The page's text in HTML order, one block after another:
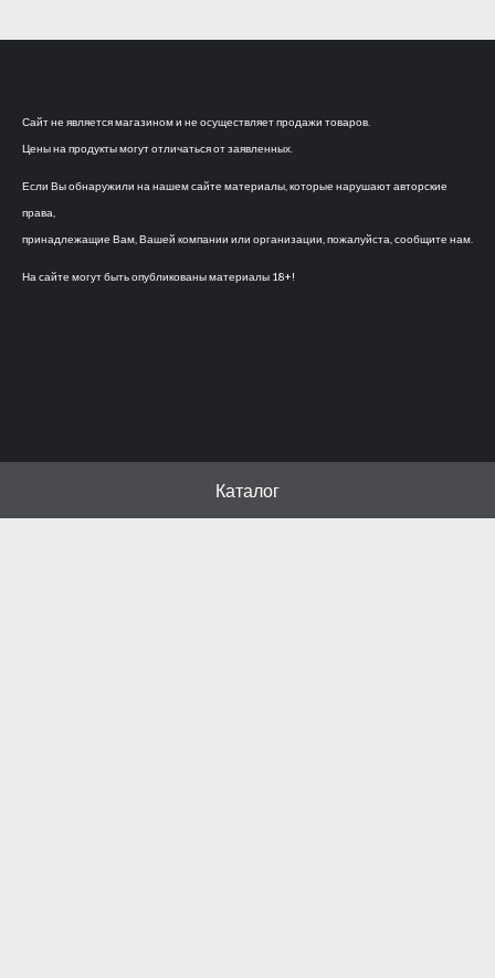
Сайт не является магазином и не осуществляет продажи товаров.
Цены на продукты могут отличаться от заявленных.
Если Вы обнаружили на нашем сайте материалы, которые нарушают авторские
права,
принадлежащие Вам, Вашей компании или организации, пожалуйста, сообщите нам.
На сайте могут быть опубликованы материалы 18+!
Каталог